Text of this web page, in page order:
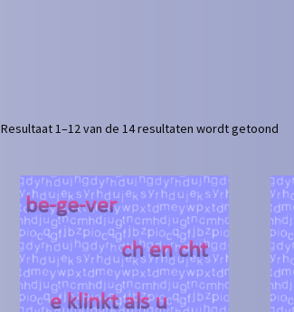
Resultaat 1–12 van de 14 resultaten wordt getoond